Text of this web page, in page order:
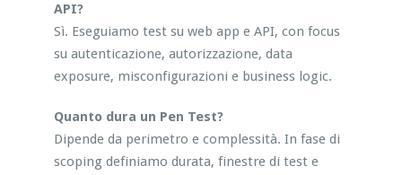
API?
Sì. Eseguiamo test su web app e API, con focus
su autenticazione, autorizzazione, data
exposure, misconfigurazioni e business logic.
Quanto dura un Pen Test?
Dipende da perimetro e complessità. In fase di
scoping definiamo durata, finestre di test e